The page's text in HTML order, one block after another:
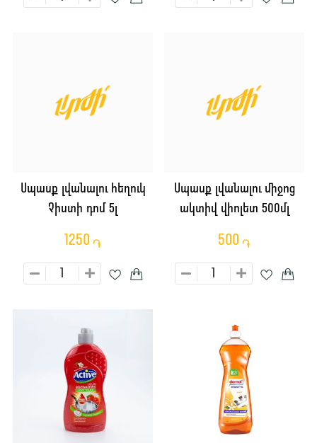
Սպասք լվանալու հեղուկ
Չիստի դոմ 5լ
1250 ֏
Սպասք լվանալու միջոց
ակտիվ վիոլետ 500մլ
500 ֏